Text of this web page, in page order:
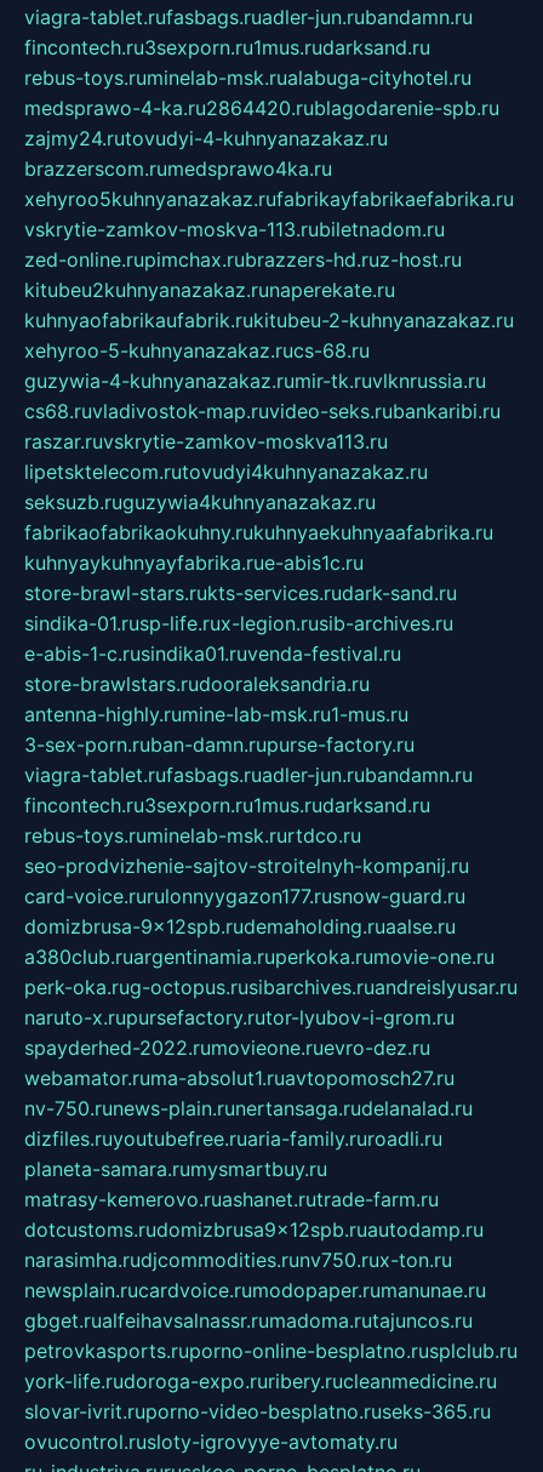
viagra-tablet.rufasbags.ruadler-jun.rubandamn.ru
fincontech.ru3sexporn.ru1mus.rudarksand.ru
rebus-toys.ruminelab-msk.rualabuga-cityhotel.ru
medsprawo-4-ka.ru2864420.rublagodarenie-spb.ru
zajmy24.rutovudyi-4-kuhnyanazakaz.ru
brazzerscom.rumedsprawo4ka.ru
xehyroo5kuhnyanazakaz.rufabrikayfabrikaefabrika.ru
vskrytie-zamkov-moskva-113.rubiletnadom.ru
zed-online.rupimchax.rubrazzers-hd.ruz-host.ru
kitubeu2kuhnyanazakaz.runaperekate.ru
kuhnyaofabrikaufabrik.rukitubeu-2-kuhnyanazakaz.ru
xehyroo-5-kuhnyanazakaz.rucs-68.ru
guzywia-4-kuhnyanazakaz.rumir-tk.ruvlknrussia.ru
cs68.ruvladivostok-map.ruvideo-seks.rubankaribi.ru
raszar.ruvskrytie-zamkov-moskva113.ru
lipetsktelecom.rutovudyi4kuhnyanazakaz.ru
seksuzb.ruguzywia4kuhnyanazakaz.ru
fabrikaofabrikaokuhny.rukuhnyaekuhnyaafabrika.ru
kuhnyaykuhnyayfabrika.rue-abis1c.ru
store-brawl-stars.rukts-services.rudark-sand.ru
sindika-01.rusp-life.rux-legion.rusib-archives.ru
e-abis-1-c.rusindika01.ruvenda-festival.ru
store-brawlstars.rudooraleksandria.ru
antenna-highly.rumine-lab-msk.ru1-mus.ru
3-sex-porn.ruban-damn.rupurse-factory.ru
viagra-tablet.rufasbags.ruadler-jun.rubandamn.ru
fincontech.ru3sexporn.ru1mus.rudarksand.ru
rebus-toys.ruminelab-msk.rurtdco.ru
seo-prodvizhenie-sajtov-stroitelnyh-kompanij.ru
card-voice.rurulonnyygazon177.rusnow-guard.ru
domizbrusa-9x12spb.rudemaholding.ruaalse.ru
a380club.ruargentinamia.ruperkoka.rumovie-one.ru
perk-oka.rug-octopus.rusibarchives.ruandreislyusar.ru
naruto-x.rupursefactory.rutor-lyubov-i-grom.ru
spayderhed-2022.rumovieone.ruevro-dez.ru
webamator.ruma-absolut1.ruavtopomosch27.ru
nv-750.runews-plain.runertansaga.rudelanalad.ru
dizfiles.ruyoutubefree.ruaria-family.ruroadli.ru
planeta-samara.rumysmartbuy.ru
matrasy-kemerovo.ruashanet.rutrade-farm.ru
dotcustoms.rudomizbrusa9x12spb.ruautodamp.ru
narasimha.rudjcommodities.runv750.rux-ton.ru
newsplain.rucardvoice.rumodopaper.rumanunae.ru
gbget.rualfeihavsalnassr.rumadoma.rutajuncos.ru
petrovkasports.ruporno-online-besplatno.rusplclub.ru
york-life.rudoroga-expo.ruribery.rucleanmedicine.ru
slovar-ivrit.ruporno-video-besplatno.ruseks-365.ru
ovucontrol.rusloty-igrovyye-avtomaty.ru